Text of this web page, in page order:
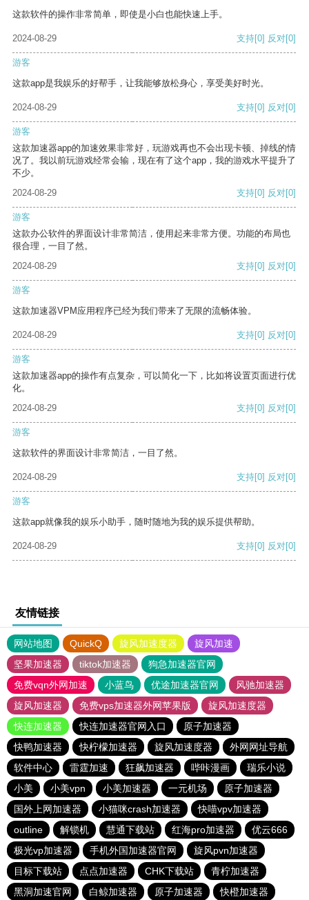
这款软件的操作非常简单，即使是小白也能快速上手。
2024-08-29 支持[0] 反对[0]
游客
这款app是我娱乐的好帮手，让我能够放松身心，享受美好时光。
2024-08-29 支持[0] 反对[0]
游客
这款加速器app的加速效果非常好，玩游戏再也不会出现卡顿、掉线的情
况了。我以前玩游戏经常会输，现在有了这个app，我的游戏水平提升了
不少。
2024-08-29
支持[0] 反对[0]
游客
这款办公软件的界面设计非常简洁，使用起来非常方便。功能的布局也
很合理，一目了然。
2024-08-29
支持[0] 反对[0]
游客
这款加速器VPM应用程序已经为我们带来了无限的流畅体验。
2024-08-29 支持[0] 反对[0]
游客
这款加速器app的操作有点复杂，可以简化一下，比如将设置页面进行优
化。
2024-08-29
支持[0] 反对[0]
游客
这款软件的界面设计非常简洁，一目了然。
2024-08-29 支持[0] 反对[0]
游客
这款app就像我的娱乐小助手，随时随地为我的娱乐提供帮助。
2024-08-29 支持[0] 反对[0]
友情链接
网站地图 QuickQ 旋风加速度器
旋风加速
坚果加速器
tiktok加速器
狗急加速器官网
免费vqn外网加速
小蓝鸟 优途加速器官网
风驰加速器
旋风加速器
免费vps加速器外网苹果版
旋风加速度器
快连加速器
快连加速器官网入口
原子加速器
快鸭加速器
快柠檬加速器 旋风加速度器
外网网址导航
软件中心
雷霆加速 狂飙加速器 哔咔漫画
瑞乐小说
小美
小美vpn 小美加速器 一元机场
原子加速器
国外上网加速器
小猫咪crash加速器
快喵vpv加速器
outline
解锁机 慧通下载站 红海pro加速器
优云666
极光vp加速器
手机外国加速器官网
旋风pvn加速器
目标下载站
点点加速器 CHK下载站
青柠加速器
黑洞加速官网
白鲸加速器 原子加速器 快橙加速器